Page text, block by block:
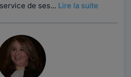
de ses... Lire la suite